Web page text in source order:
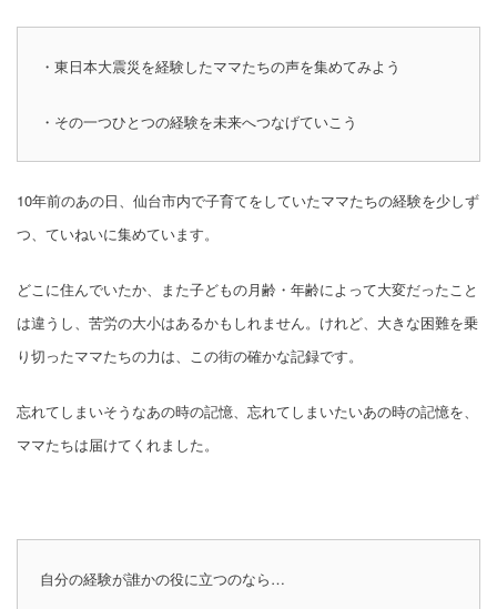
・東日本大震災を経験したママたちの声を集めてみよう
・その一つひとつの経験を未来へつなげていこう
10年前のあの日、仙台市内で子育てをしていたママたちの経験を少しず
つ、ていねいに集めています。
どこに住んでいたか、また子どもの月齢・年齢によって大変だったこと
は違うし、苦労の大小はあるかもしれません。けれど、大きな困難を乗
り切ったママたちの力は、この街の確かな記録です。
忘れてしまいそうなあの時の記憶、忘れてしまいたいあの時の記憶を、
ママたちは届けてくれました。
自分の経験が誰かの役に立つのなら…